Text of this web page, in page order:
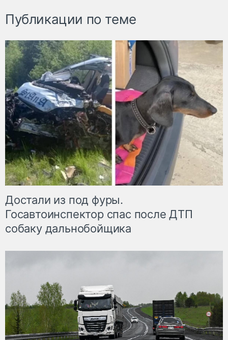
Публикации по теме
Достали из под фуры.
Госавтоинспектор спас после ДТП
собаку дальнобойщика